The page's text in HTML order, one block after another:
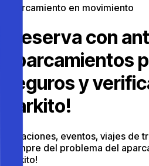
Aparcamiento en movimiento
¡Reserva con
aparcamientos
seguros y
Parkito!
Vacaciones, eventos, viajes de
siempre del problema del
Parkito!